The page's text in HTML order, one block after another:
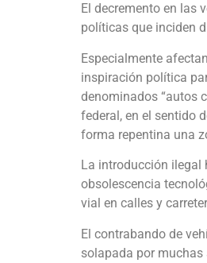
El decremento en las
políticas que inciden
Especialmente
inspiración política
denominados “autos
federal, en el sentido
forma repentina una
La introducción ilegal
obsolescencia
vial en calles y
El contrabando de
solapada por